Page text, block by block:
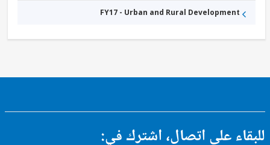
FY17 - Urban and Rural Development
على اتصال، اشترك في: